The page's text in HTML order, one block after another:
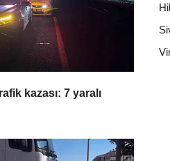
kazası: 7 yaralı